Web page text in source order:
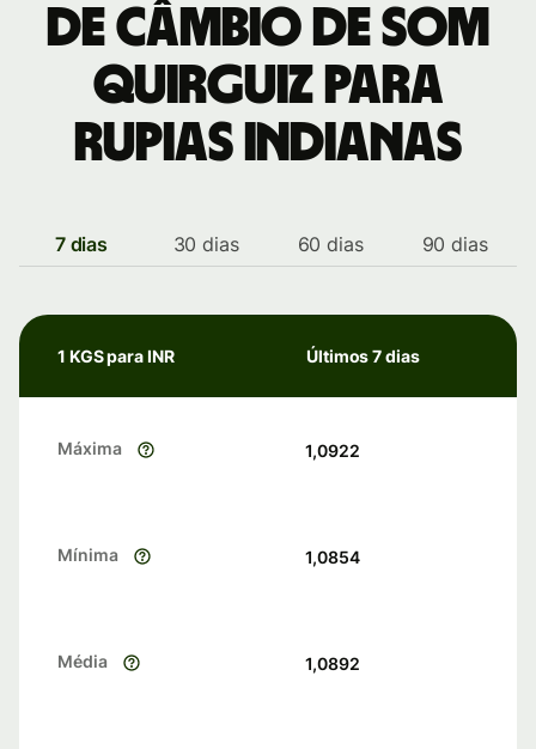
de câmbio de Som
quirguiz para
Rupias indianas
7 dias 30 dias 60 dias 90 dias
1 KGS para INR Últimos 7 dias
Máxima 1,0922
Mínima 1,0854
Média 1,0892